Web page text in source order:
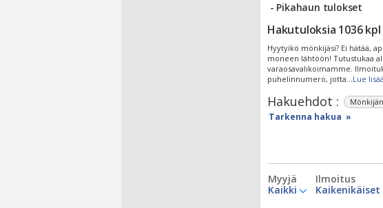
- Pikahaun tulokset
Hakutuloksia 1036kpl
Hyytyikö mönkijäsi? Ei hätää,
moneen lähtöön! Tutustukaa
varaosavalikoimamme.
puhelinnumero, jotta...Lue lisää
Hakuehdot :
Tarkenna hakua »
Myyjä
Kaikki
Ilmoitus
Kaikenikäiset